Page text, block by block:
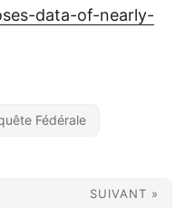
data-of-nearly-
Fédérale
SUIVANT »